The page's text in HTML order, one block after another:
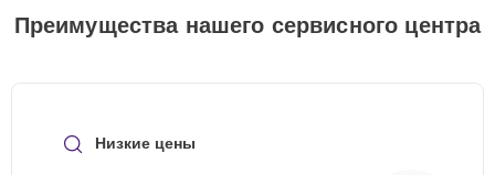
Преимущества нашего сервисного центра
Низкие цены